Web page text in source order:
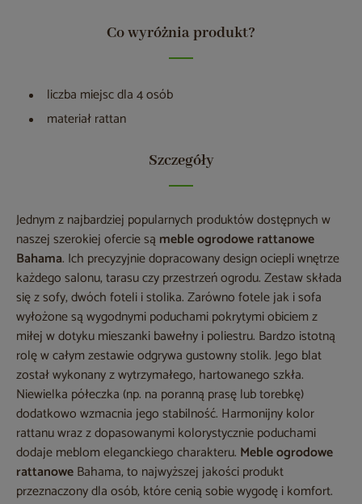
Co wyróżnia produkt?
liczba miejsc dla 4 osób
materiał rattan
Szczegóły
Jednym z najbardziej popularnych produktów dostępnych w
naszej szerokiej ofercie sąmeble ogrodowe rattanowe
Bahama. Ich precyzyjnie dopracowany design ociepli wnętrze
każdego salonu, tarasu czy przestrzeń ogrodu. Zestaw składa
się z sofy, dwóch foteli i stolika. Zarówno fotele jak i sofa
wyłożone są wygodnymi poduchami pokrytymi obiciem z
miłej w dotyku mieszanki bawełny i poliestru. Bardzo istotną
rolę w całym zestawie odgrywa gustowny stolik. Jego blat
został wykonany z wytrzymałego, hartowanego szkła.
Niewielka półeczka (np. na poranną prasę lub torebkę)
dodatkowo wzmacnia jego stabilność. Harmonijny kolor
rattanu wraz z dopasowanymi kolorystycznie poduchami
dodaje meblom eleganckiego charakteru. Meble ogrodowe
rattanoweBahama, to najwyższej jakości produkt
przeznaczony dla osób, które cenią sobie wygodę i komfort.